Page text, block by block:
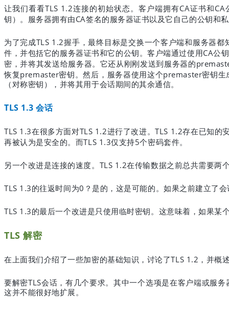
让我们看看TLS 1.2连接的初始状态。客户端拥有CA证书和CA
钥）。服务器拥有由CA签名的服务器证书以及它自己的公钥和
为了完成TLS 1.2握手，最终目标是交换一个客户端和服务器
件，并包括它的服务器证书和它的公钥。客户端通过使用CA公
密，并将其发送给服务器。它还从刚刚发送到服务器的
恢复premaster密钥。然后，服务器使用这个premaster密钥生
（对称密钥），并将其用于会话期间的其余通信。
TLS 1.3会话
TLS 1.3在很多方面对TLS 1.2进行了改进。TLS 1.2存在已知的
再被认为是安全的。而TLS 1.3仅支持5个密码套件。
另一个改进是连接的速度。 TLS 1.2在传输数据之前总共需要两
TLS 1.3的往返时间为0 ？是的，这是可能的。如果之前建立了
TLS 1.3的最后一个改进是只使用临时密钥。这意味着，如果某
TLS解密
在上面我们介绍了一些加密的基础知识，讨论了TLS 1.2 ，并概
要解密TLS会话，有几个要求。其中一个选项是在客户端或服
这并不能很好地扩展。